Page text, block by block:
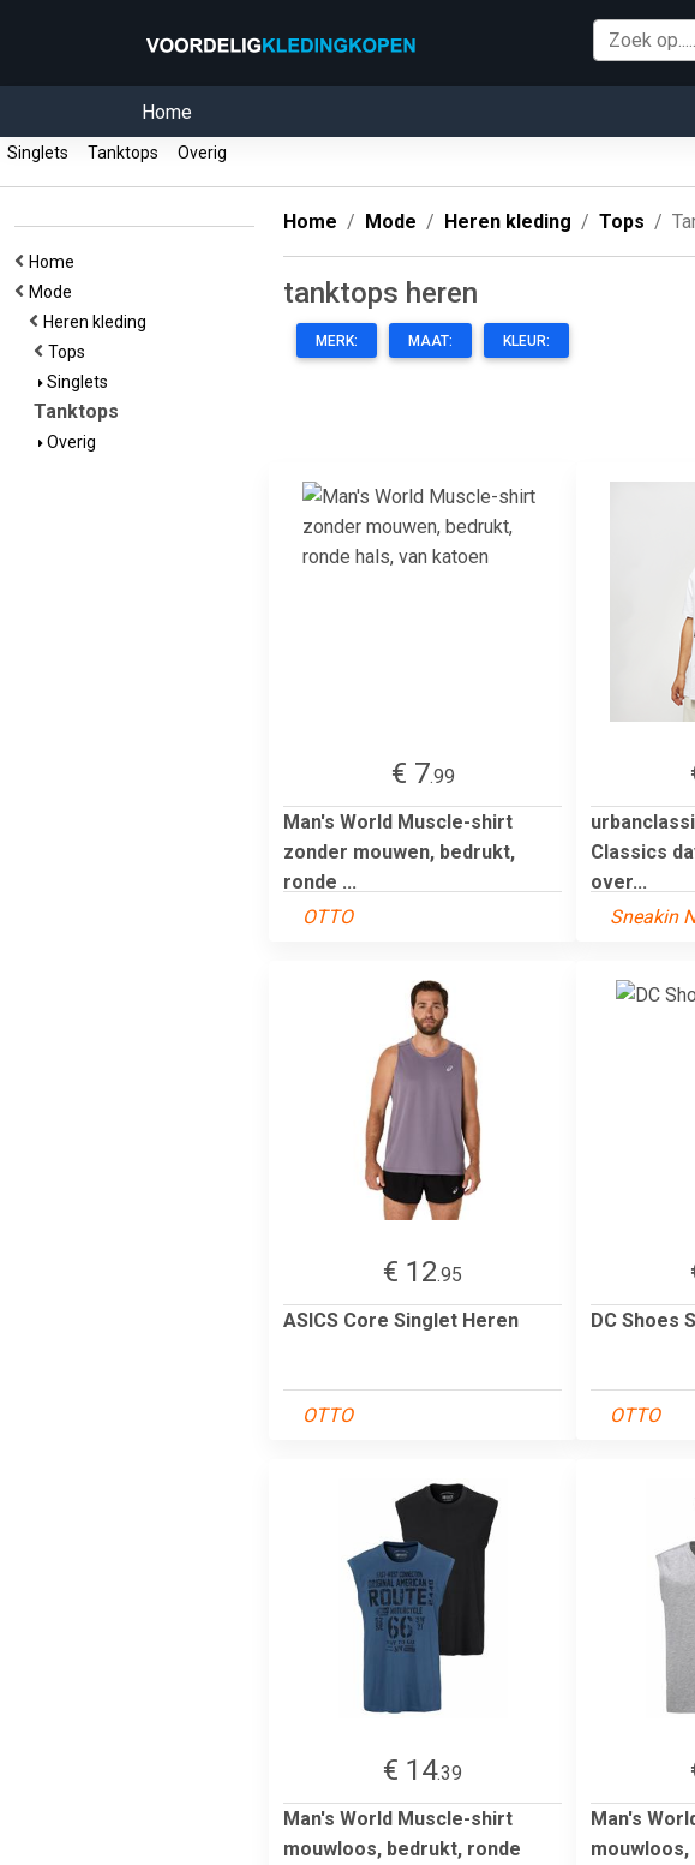
Home
Singlets Tanktops Overig
Home
Mode
Heren kleding
Tops
Singlets
Tanktops
Overig
Home Mode Heren kleding Tops
tanktops heren
MERK: MAAT: KLEUR:
€ 7.99
Man's World Muscle-shirt
zonder mouwen, bedrukt,
ronde ...
OTTO
Classics
over...
Sneakin
€ 12.95
ASICS Core Singlet Heren
OTTO
DC Shoes
OTTO
€ 14.39
Man's World Muscle-shirt
mouwloos, bedrukt, ronde
Man's